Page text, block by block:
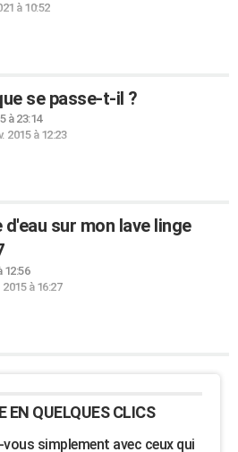
à 10:52
se passe-t-il ?
à 23:14
2015 à 12:23
sur mon lave linge
12:56
2015 à 16:27
EN QUELQUES CLICS
simplement avec ceux qui